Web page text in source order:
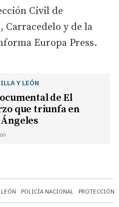
POLICÍA NACIONAL PROTECCIÓN
Civil de
Carracedelo y de la
Europa Press.
Y LEÓN
de El
que triunfa en